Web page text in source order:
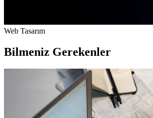
Web Tasarım
Bilmeniz Gerekenler